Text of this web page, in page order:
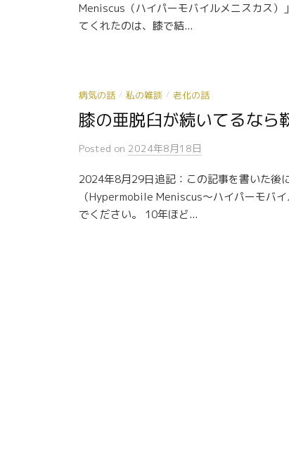
Meniscus（ハイパーモバイルメニスカス）
てくれたのは、膝で結...
病気の話 / 私の雑談 / 老化の話
膝の亜脱臼が続いてるなら
Posted on 2024年8月18日
2024年8月29日追記：この記事を書いた後
（Hypermobile Meniscus〜ハイパーモバ
でください。 10年ほど...